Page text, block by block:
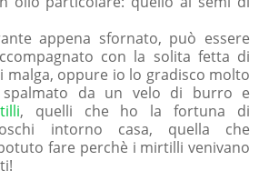
appena sfornato, può essere
con la solita fetta di
malga, oppure io lo gradisco molto
spalmato da un velo di burro e
, quelli che ho la fortuna di
intorno casa, quella che
fare perchè i mirtilli venivano